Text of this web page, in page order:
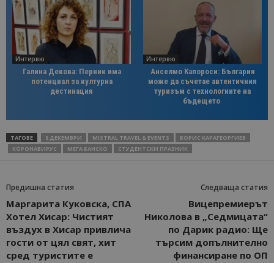
Интервю
Галина Декова: Перник има
потенциал за културна
дестинация
Интервю
Анселмо Капороси: България
може да съчетае автентичния
туризъм с технологиите на
бъдещето
ТАГОВЕ 8 ДЕКЕМВРИ MISTRAL TRAVEL & EVENTS
БОРИС КАРАГЕОРГИЕВ
КОРОНАВИРУС
МЕГА БАНСКО СТУДЕНТСКИ ПРАЗНИК
Предишна статия
Маргарита Куковска, СПА
Хотел Хисар: Чистият
въздух в Хисар привлича
гости от цял свят, хит
сред туристите е
Следваща статия
Вицепремиерът
Николова в „Седмицата“
по Дарик радио: Ще
търсим допълнително
финансиране по ОП